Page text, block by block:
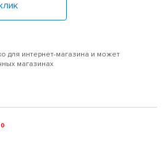
для интернет-магазина и может
магазинах